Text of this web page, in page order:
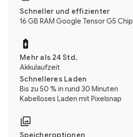
Schneller und effizienter
16 GB RAM Google Tensor G5 Chip
Mehr als 24 Std.
Akkulaufzeit
Schnelleres Laden
Bis zu 50 % in rund 30 Minuten
Kabelloses Laden mit Pixelsnap
Speicheroptionen